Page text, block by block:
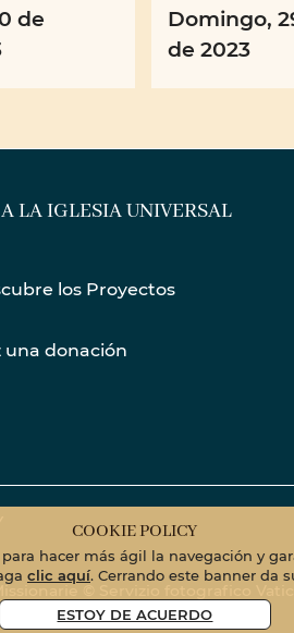
de
Domingo,
de 2023
LA IGLESIA UNIVERSAL
los Proyectos
una donación
© Servizio fotografico
COOKIE POLICY
hacer más ágil la navegación y
clic aquí. Cerrando este banner da
ESTOY DE ACUERDO